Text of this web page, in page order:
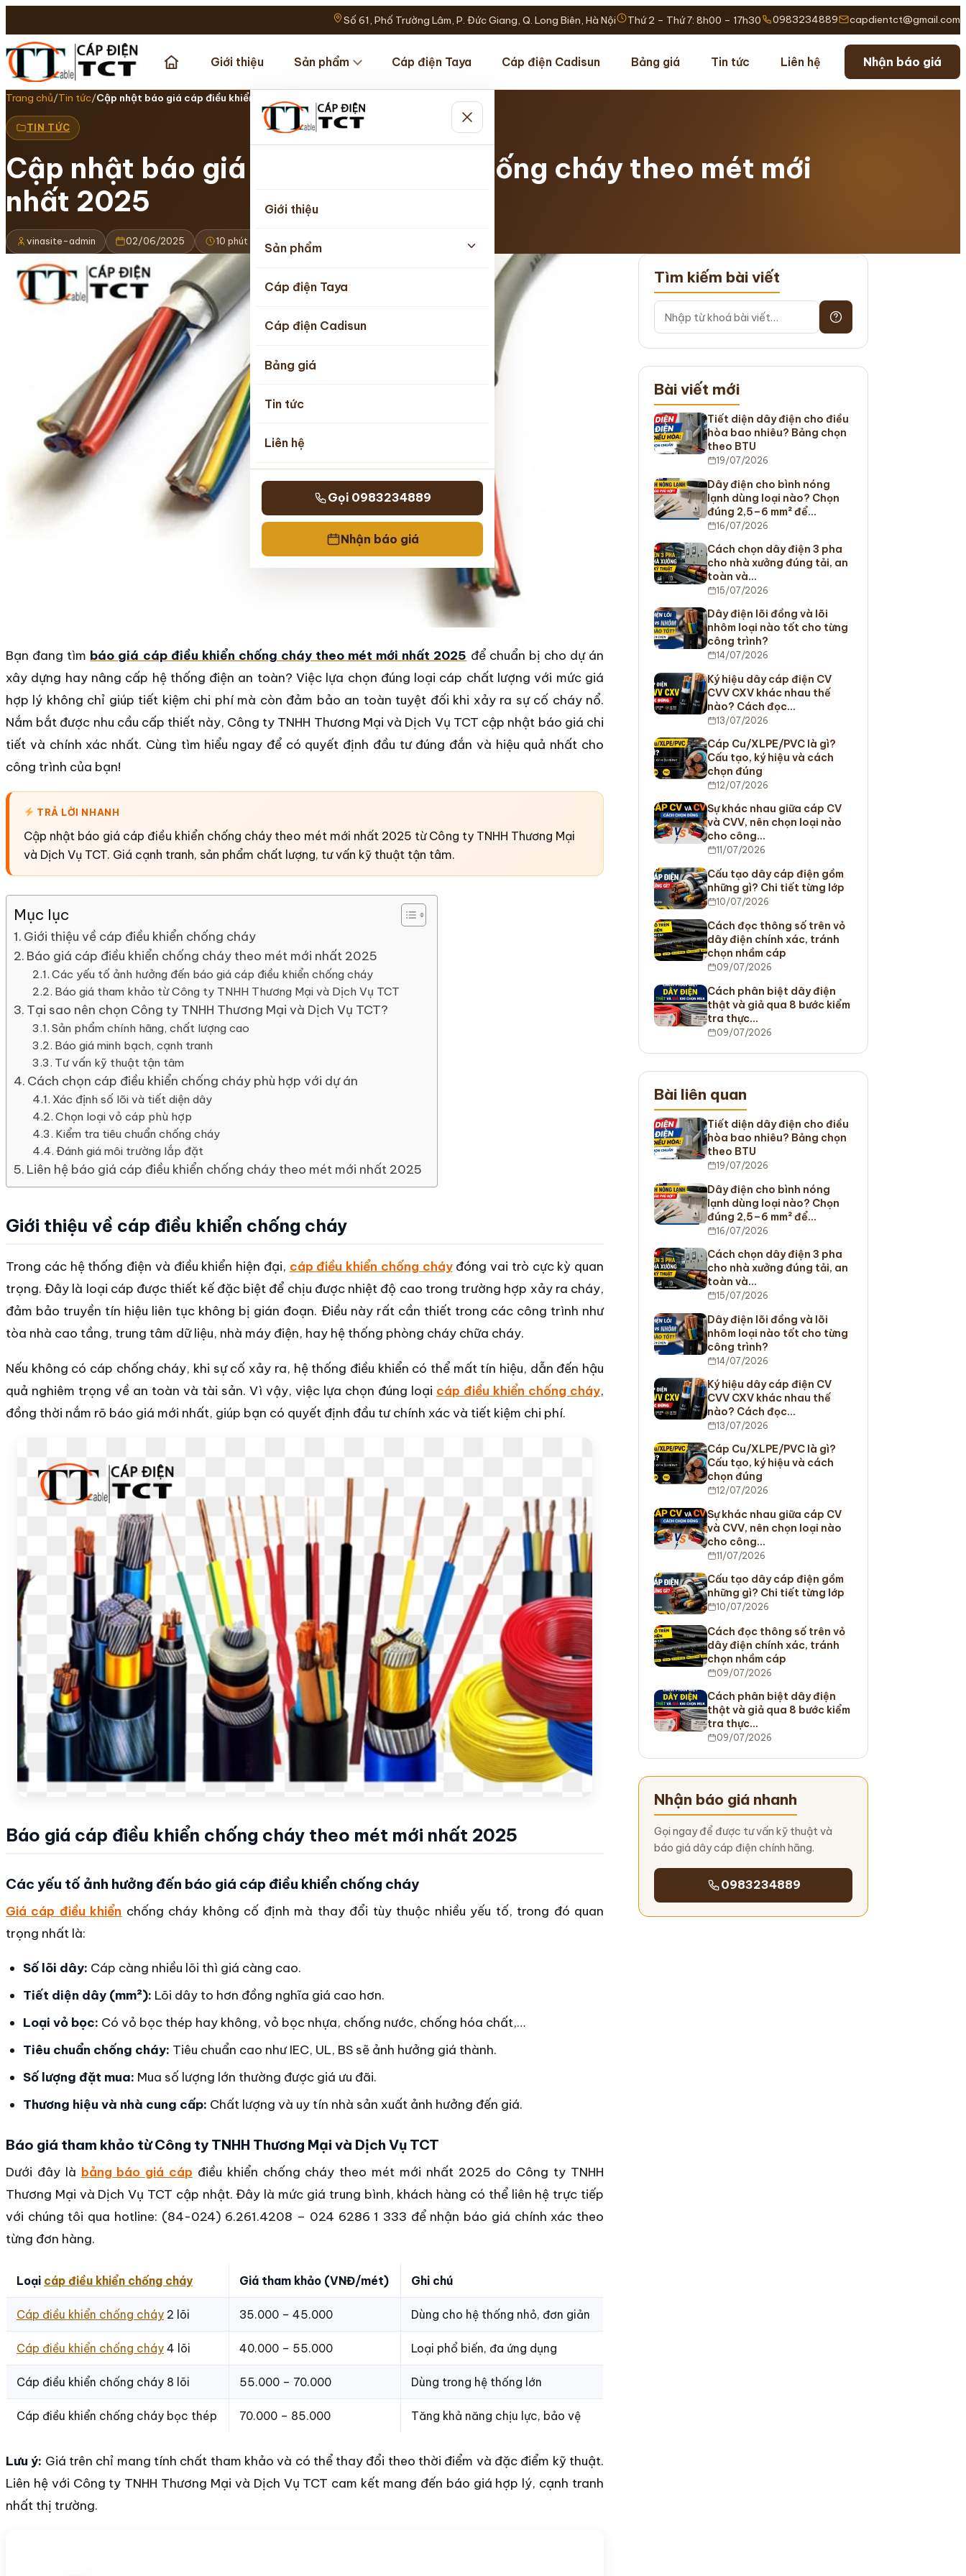
Số 61, Phố Trường Lâm, P. Đức Giang, Q. Long Biên, Hà Nội Thứ 2 – Thứ 7: 8h00 – 17h30 0983234889 capdientct@gmail.com
Giới thiệu Sản phẩm Cáp điện Taya Cáp điện Cadisun Bảng giá Tin tức Liên hệ Nhận báo giá
Giới thiệu
Sản phẩm
Cáp điện Taya
Cáp điện Cadisun
Bảng giá
Tin tức
Liên hệ
Gọi 0983234889
Nhận báo giá
Trang chủ/Tin tức/Cập nhật báo giá cáp điều khiển chống cháy…
TIN TỨC
Cập nhật báo giá cáp điều khiển chống cháy theo mét mới
nhất 2025
vinasite-admin 02/06/2025 10 phút đọc Cập nhật 06/08/2026
Bạn đang tìm báo giá cáp điều khiển chống cháy theo mét mới nhất 2025 để chuẩn bị cho dự án
xây dựng hay nâng cấp hệ thống điện an toàn? Việc lựa chọn đúng loại cáp chất lượng với mức giá
hợp lý không chỉ giúp tiết kiệm chi phí mà còn đảm bảo an toàn tuyệt đối khi xảy ra sự cố cháy nổ.
Nắm bắt được nhu cầu cấp thiết này, Công ty TNHH Thương Mại và Dịch Vụ TCT cập nhật báo giá chi
tiết và chính xác nhất. Cùng tìm hiểu ngay để có quyết định đầu tư đúng đắn và hiệu quả nhất cho
công trình của bạn!
TRẢ LỜI NHANH
Cập nhật báo giá cáp điều khiển chống cháy theo mét mới nhất 2025 từ Công ty TNHH Thương Mại
và Dịch Vụ TCT. Giá cạnh tranh, sản phẩm chất lượng, tư vấn kỹ thuật tận tâm.
Mục lục
Giới thiệu về cáp điều khiển chống cháy
Báo giá cáp điều khiển chống cháy theo mét mới nhất 2025
Các yếu tố ảnh hưởng đến báo giá cáp điều khiển chống cháy
Báo giá tham khảo từ Công ty TNHH Thương Mại và Dịch Vụ TCT
Tại sao nên chọn Công ty TNHH Thương Mại và Dịch Vụ TCT?
Sản phẩm chính hãng, chất lượng cao
Báo giá minh bạch, cạnh tranh
Tư vấn kỹ thuật tận tâm
Cách chọn cáp điều khiển chống cháy phù hợp với dự án
Xác định số lõi và tiết diện dây
Chọn loại vỏ cáp phù hợp
Kiểm tra tiêu chuẩn chống cháy
Đánh giá môi trường lắp đặt
Liên hệ báo giá cáp điều khiển chống cháy theo mét mới nhất 2025
Giới thiệu về cáp điều khiển chống cháy
Trong các hệ thống điện và điều khiển hiện đại, cáp điều khiển chống cháyđóng vai trò cực kỳ quan
trọng. Đây là loại cáp được thiết kế đặc biệt để chịu được nhiệt độ cao trong trường hợp xảy ra cháy,
đảm bảo truyền tín hiệu liên tục không bị gián đoạn. Điều này rất cần thiết trong các công trình như
tòa nhà cao tầng, trung tâm dữ liệu, nhà máy điện, hay hệ thống phòng cháy chữa cháy.
Nếu không có cáp chống cháy, khi sự cố xảy ra, hệ thống điều khiển có thể mất tín hiệu, dẫn đến hậu
quả nghiêm trọng về an toàn và tài sản. Vì vậy, việc lựa chọn đúng loại cáp điều khiển chống cháy,
đồng thời nắm rõ báo giá mới nhất, giúp bạn có quyết định đầu tư chính xác và tiết kiệm chi phí.
Báo giá cáp điều khiển chống cháy theo mét mới nhất 2025
Các yếu tố ảnh hưởng đến báo giá cáp điều khiển chống cháy
Giá cáp điều khiển chống cháy không cố định mà thay đổi tùy thuộc nhiều yếu tố, trong đó quan
trọng nhất là:
Số lõi dây: Cáp càng nhiều lõi thì giá càng cao.
Tiết diện dây (mm²): Lõi dây to hơn đồng nghĩa giá cao hơn.
Loại vỏ bọc: Có vỏ bọc thép hay không, vỏ bọc nhựa, chống nước, chống hóa chất,…
Tiêu chuẩn chống cháy: Tiêu chuẩn cao như IEC, UL, BS sẽ ảnh hưởng giá thành.
Số lượng đặt mua: Mua số lượng lớn thường được giá ưu đãi.
Thương hiệu và nhà cung cấp: Chất lượng và uy tín nhà sản xuất ảnh hưởng đến giá.
Báo giá tham khảo từ Công ty TNHH Thương Mại và Dịch Vụ TCT
Dưới đây là bảng báo giá cáp điều khiển chống cháy theo mét mới nhất 2025 do Công ty TNHH
Thương Mại và Dịch Vụ TCT cập nhật. Đây là mức giá trung bình, khách hàng có thể liên hệ trực tiếp
với chúng tôi qua hotline: (84-024) 6.261.4208 – 024 6286 1 333 để nhận báo giá chính xác theo
từng đơn hàng.
Loại cáp điều khiển chống cháy Giá tham khảo (VNĐ/mét) Ghi chú
Cáp điều khiển chống cháy 2 lõi 35.000 – 45.000 Dùng cho hệ thống nhỏ, đơn giản
Cáp điều khiển chống cháy 4 lõi 40.000 – 55.000 Loại phổ biến, đa ứng dụng
Cáp điều khiển chống cháy 8 lõi 55.000 – 70.000 Dùng trong hệ thống lớn
Cáp điều khiển chống cháy bọc thép 70.000 – 85.000 Tăng khả năng chịu lực, bảo vệ
Lưu ý: Giá trên chỉ mang tính chất tham khảo và có thể thay đổi theo thời điểm và đặc điểm kỹ thuật.
Liên hệ với Công ty TNHH Thương Mại và Dịch Vụ TCT cam kết mang đến báo giá hợp lý, cạnh tranh
nhất thị trường.
Tìm kiếm bài viết
Bài viết mới
Tiết diện dây điện cho điều
hòa bao nhiêu? Bảng chọn
theo BTU
19/07/2026
Dây điện cho bình nóng
lạnh dùng loại nào? Chọn
đúng 2,5–6 mm² để…
16/07/2026
Cách chọn dây điện 3 pha
cho nhà xưởng đúng tải, an
toàn và…
15/07/2026
Dây điện lõi đồng và lõi
nhôm loại nào tốt cho từng
công trình?
14/07/2026
Ký hiệu dây cáp điện CV
CVV CXV khác nhau thế
nào? Cách đọc…
13/07/2026
Cáp Cu/XLPE/PVC là gì?
Cấu tạo, ký hiệu và cách
chọn đúng
12/07/2026
Sự khác nhau giữa cáp CV
và CVV, nên chọn loại nào
cho công…
11/07/2026
Cấu tạo dây cáp điện gồm
những gì? Chi tiết từng lớp
10/07/2026
Cách đọc thông số trên vỏ
dây điện chính xác, tránh
chọn nhầm cáp
09/07/2026
Cách phân biệt dây điện
thật và giả qua 8 bước kiểm
tra thực…
09/07/2026
Bài liên quan
Tiết diện dây điện cho điều
hòa bao nhiêu? Bảng chọn
theo BTU
19/07/2026
Dây điện cho bình nóng
lạnh dùng loại nào? Chọn
đúng 2,5–6 mm² để…
16/07/2026
Cách chọn dây điện 3 pha
cho nhà xưởng đúng tải, an
toàn và…
15/07/2026
Dây điện lõi đồng và lõi
nhôm loại nào tốt cho từng
công trình?
14/07/2026
Ký hiệu dây cáp điện CV
CVV CXV khác nhau thế
nào? Cách đọc…
13/07/2026
Cáp Cu/XLPE/PVC là gì?
Cấu tạo, ký hiệu và cách
chọn đúng
12/07/2026
Sự khác nhau giữa cáp CV
và CVV, nên chọn loại nào
cho công…
11/07/2026
Cấu tạo dây cáp điện gồm
những gì? Chi tiết từng lớp
10/07/2026
Cách đọc thông số trên vỏ
dây điện chính xác, tránh
chọn nhầm cáp
09/07/2026
Cách phân biệt dây điện
thật và giả qua 8 bước kiểm
tra thực…
09/07/2026
Nhận báo giá nhanh
Gọi ngay để được tư vấn kỹ thuật và
báo giá dây cáp điện chính hãng.
0983234889